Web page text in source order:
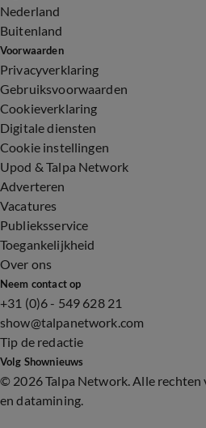
Nederland
Buitenland
Voorwaarden
Privacyverklaring
Gebruiksvoorwaarden
Cookieverklaring
Digitale diensten
Cookie instellingen
Upod & Talpa Network
Adverteren
Vacatures
Publieksservice
Toegankelijkheid
Over ons
Neem contact op
+31 (0)6 - 549 628 21
show@talpanetwork.com
Tip de redactie
Volg Shownieuws
© 2026 Talpa Network. Alle
en datamining.